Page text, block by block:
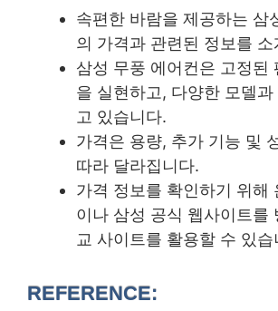
속편한 바람을 제공하는 삼
의 가격과 관련된 정보를 소
삼성 무풍 에어컨은 고정된
을 실현하고, 다양한 모델
고 있습니다.
가격은 용량, 추가 기능 및
따라 달라집니다.
가격 정보를 확인하기 위해
이나 삼성 공식 웹사이트를
교 사이트를 활용할 수 있습
REFERENCE: